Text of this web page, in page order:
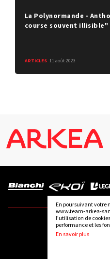
En poursuivant votre
www.team-arkea-
l'utilisation de
performance et les
En savoir plus
La Polynormande -
course souvent illisible"
ARTICLES 11 août 2023